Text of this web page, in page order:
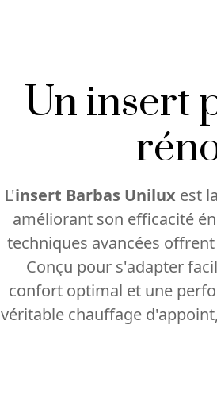
Un insert
L'insert Barbas Unilux est
améliorant son efficacité
techniques avancées
Conçu pour s'adapter
confort optimal et une
véritable chauffage